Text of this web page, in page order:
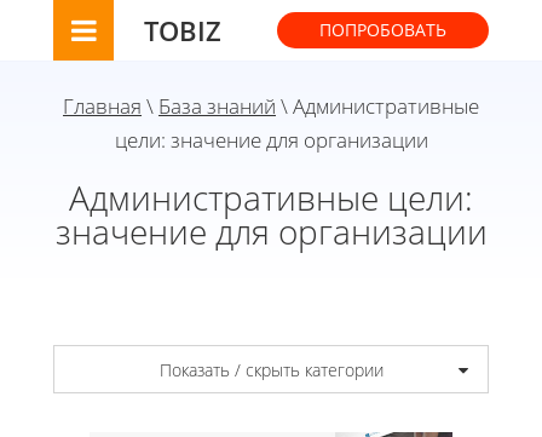
TOBIZ ПОПРОБОВАТЬ
Главная \ База знаний \ Административные
цели: значение для организации
Административные цели:
значение для организации
Показать / скрыть категории